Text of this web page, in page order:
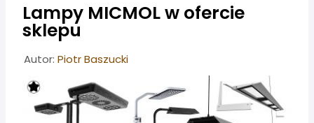
Lampy MICMOL w ofercie
sklepu
Informacje o artykule
Autor: Piotr Baszucki